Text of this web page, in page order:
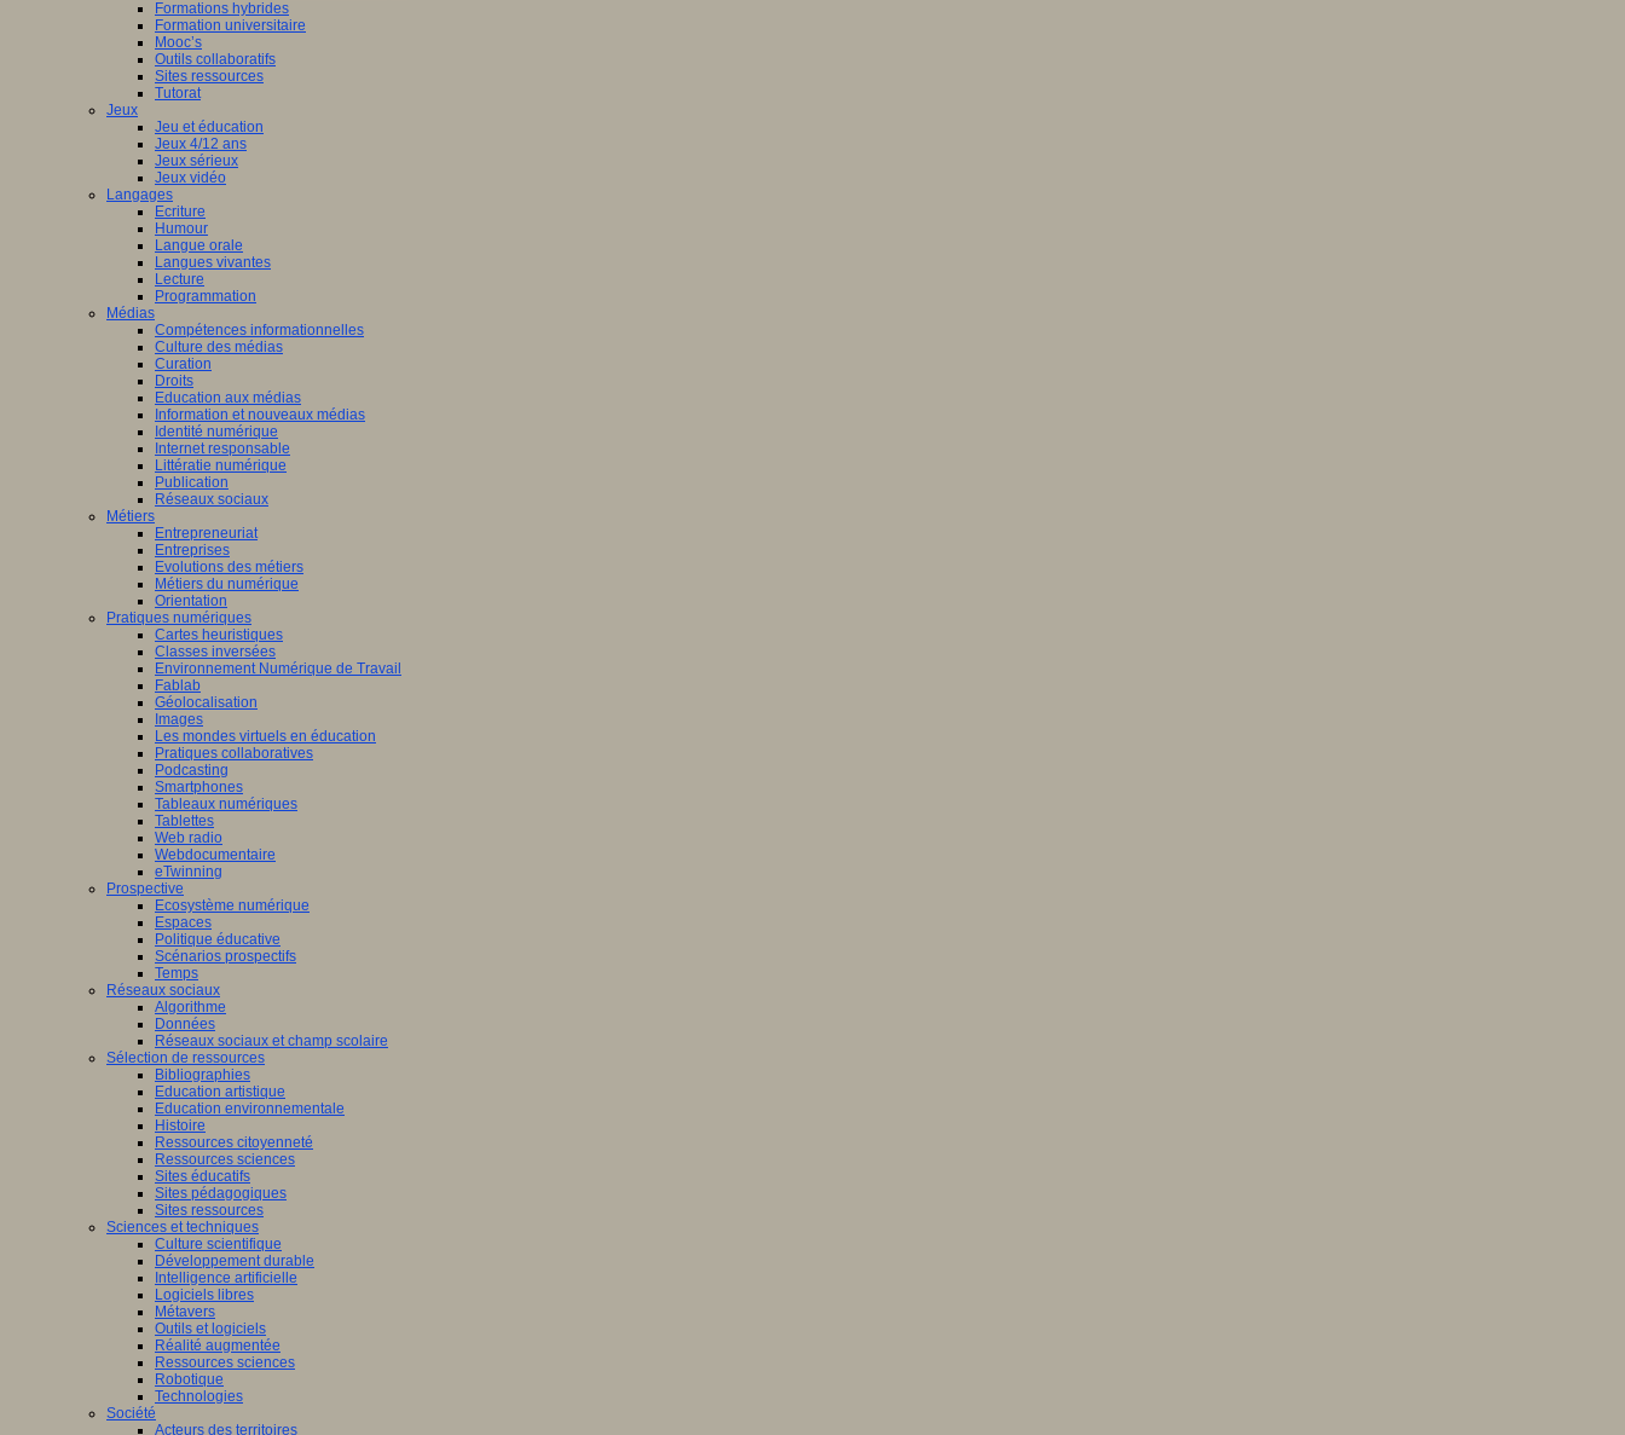
Formations hybrides
Formation universitaire
Mooc’s
Outils collaboratifs
Sites ressources
Tutorat
Jeux
Jeu et éducation
Jeux 4/12 ans
Jeux sérieux
Jeux vidéo
Langages
Ecriture
Humour
Langue orale
Langues vivantes
Lecture
Programmation
Médias
Compétences informationnelles
Culture des médias
Curation
Droits
Education aux médias
Information et nouveaux médias
Identité numérique
Internet responsable
Littératie numérique
Publication
Réseaux sociaux
Métiers
Entrepreneuriat
Entreprises
Evolutions des métiers
Métiers du numérique
Orientation
Pratiques numériques
Cartes heuristiques
Classes inversées
Environnement Numérique de Travail
Fablab
Géolocalisation
Images
Les mondes virtuels en éducation
Pratiques collaboratives
Podcasting
Smartphones
Tableaux numériques
Tablettes
Web radio
Webdocumentaire
eTwinning
Prospective
Ecosystème numérique
Espaces
Politique éducative
Scénarios prospectifs
Temps
Réseaux sociaux
Algorithme
Données
Réseaux sociaux et champ scolaire
Sélection de ressources
Bibliographies
Education artistique
Education environnementale
Histoire
Ressources citoyenneté
Ressources sciences
Sites éducatifs
Sites pédagogiques
Sites ressources
Sciences et techniques
Culture scientifique
Développement durable
Intelligence artificielle
Logiciels libres
Métavers
Outils et logiciels
Réalité augmentée
Ressources sciences
Robotique
Technologies
Société
Acteurs des territoires